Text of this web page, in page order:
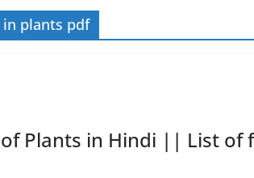
in plants pdf
Plants in Hindi || List of